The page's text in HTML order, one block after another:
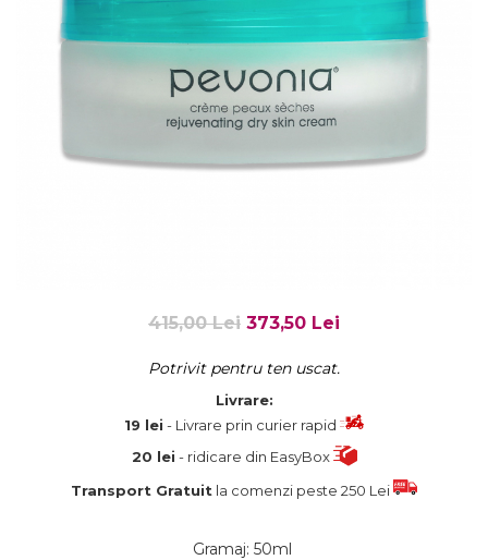
Fard de ochi
Pigmenti minerali
Primer gene
Creion de buze
Pensule Profesionale
PALETE PROFESIONALE
415,00 Lei 373,50 Lei
Potrivit pentru ten uscat.
Livrare:
19 lei - Livrare prin curier rapid
20 lei - ridicare din EasyBox
Transport Gratuit la comenzi peste 250 Lei
Gramaj: 50ml